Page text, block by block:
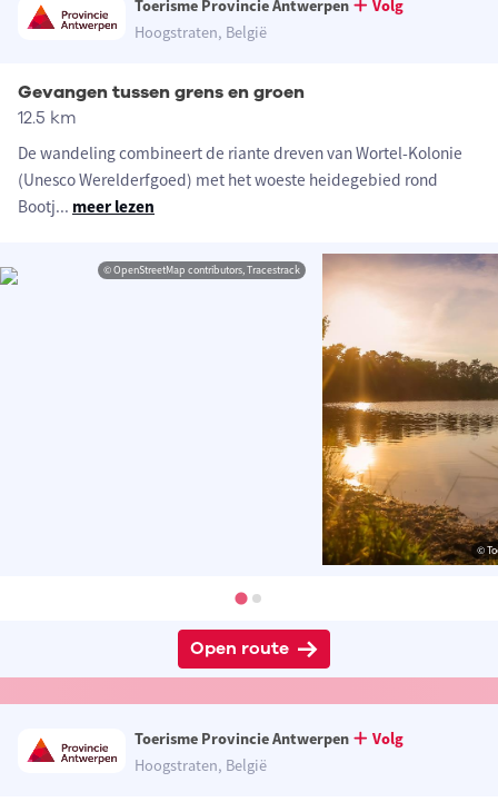
Toerisme Provincie Antwerpen
Volg
Hoogstraten, België
Gevangen tussen grens en groen
12.5 km
De wandeling combineert de riante dreven van Wortel-Kolonie
(Unesco Werelderfgoed) met het woeste heidegebied rond
Bootj... meer lezen
© OpenStreetMap contributors, Tracestrack
©
Open route
Toerisme Provincie Antwerpen
Volg
Hoogstraten, België